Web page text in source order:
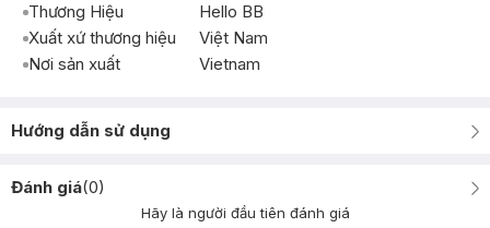
Thương Hiệu
Hello BB
Xuất xứ thương hiệu
Việt Nam
Nơi sản xuất
Vietnam
Hướng dẫn sử dụng
Đánh giá(0)
Hãy là người đầu tiên đánh giá